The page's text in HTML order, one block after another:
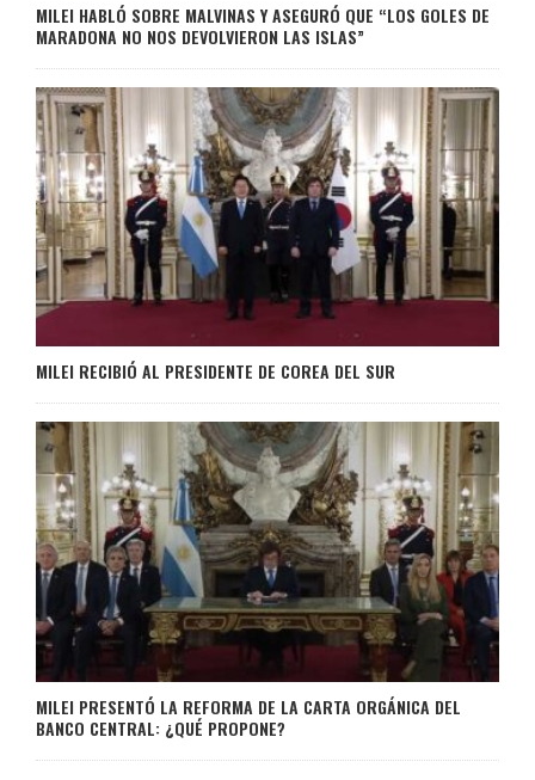
MILEI HABLÓ SOBRE MALVINAS Y ASEGURÓ QUE “LOS GOLES DE
MARADONA NO NOS DEVOLVIERON LAS ISLAS”
MILEI RECIBIÓ AL PRESIDENTE DE COREA DEL SUR
MILEI PRESENTÓ LA REFORMA DE LA CARTA ORGÁNICA DEL
BANCO CENTRAL: ¿QUÉ PROPONE?